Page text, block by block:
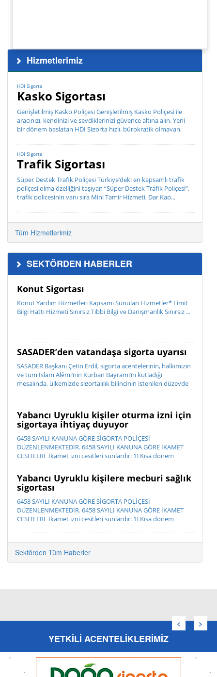
Hizmetlerimiz
HDI Sigorta
Kasko Sigortası
Genişletilmiş Kasko Poliçesi Genişletilmiş Kasko Poliçesi ile
aracınızı, kendinizi ve sevdiklerinizi güvence altına alın. Yeni
bir dönem başlatan HDI Sigorta hızlı, bürokratik olmayan,
HDI Sigorta
Trafik Sigortası
Süper Destek Trafik Poliçesi Türkiye’deki en kapsamlı trafik
poliçesi olma özelliğini taşıyan “Süper Destek Trafik Poliçesi”,
trafik poliçesinin yanı sıra Mini Tamir Hizmeti, Dar Kap...
Tüm Hizmetlerimiz
SEKTÖRDEN HABERLER
Konut Sigortası
Konut Yardım Hizmetleri Kapsamı Sunulan Hizmetler* Limit
Bilgi Hattı Hizmeti Sınırsız Tıbbi Bilgi ve Danışmanlık Sınırsız ...
SASADER’den vatandaşa sigorta uyarısı
SASADER Başkanı Çetin Erdil, sigorta acentelerinin, halkımızın
ve tüm İslam Alêmi’nin Kurban Bayramı’nı kutladığı
mesajında, ülkemizde sigortalılık bilincinin istenilen düzeyde
Yabancı Uyruklu kişiler oturma izni için
sigortaya ihtiyaç duyuyor
6458 SAYILI KANUNA GÖRE SİGORTA POLİÇESİ
DÜZENLENMEKTEDİR. 6458 SAYILI KANUNA GÖRE İKAMET
ÇEŞİTLERİ İkamet izni çeşitleri şunlardır: 1) Kısa dönem
Yabancı Uyruklu kişilere mecburi sağlık
sigortası
6458 SAYILI KANUNA GÖRE SİGORTA POLİÇESİ
DÜZENLENMEKTEDİR. 6458 SAYILI KANUNA GÖRE İKAMET
ÇEŞİTLERİ İkamet izni çeşitleri şunlardır: 1) Kısa dönem
Sektörden Tüm Haberler
YETKİLİ ACENTELİKLERİMİZ